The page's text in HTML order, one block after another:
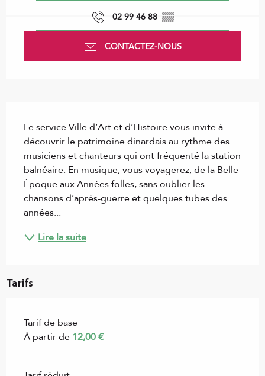
02 99 46 88 ▒▒
CONTACTEZ-NOUS
Le service Ville d’Art et d’Histoire vous invite à
découvrir le patrimoine dinardais au rythme des
musiciens et chanteurs qui ont fréquenté la station
balnéaire. En musique, vous voyagerez, de la Belle-
Époque aux Années folles, sans oublier les
chansons d’après-guerre et quelques tubes des
années...
Lire la suite
Tarifs
Tarif de base
À partir de 12,00 €